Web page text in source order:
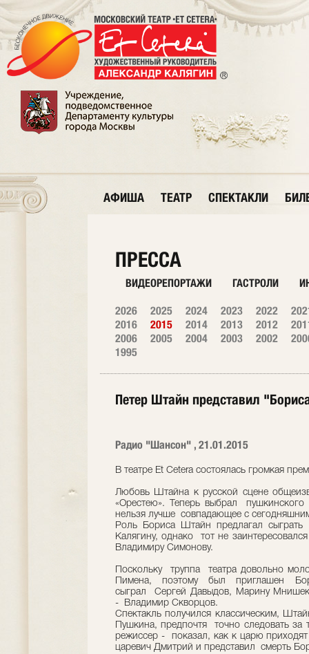
АФИША ТЕАТР СПЕКТАКЛИ
ПРЕССА
ВИДЕОРЕПОРТАЖИ ГАСТРОЛИ
2026 2025 2024 2023 2022
2016
2015 2014 2013 2012
2006
2005 2004 2003 2002
1995
Петер Штайн представил
Радио "Шансон" , 21.01.2015
В театре Et Cetera состоялась громкая
Любовь Штайна к русской сцене
«Орестею». Теперь выбрал пушкинского
нельзя лучше совпадающее с
Роль Бориса Штайн предлагал
Калягину, однако тот не
Владимиру Симонову.
Поскольку труппа театра довольно
Пимена, поэтому был приглашен
сыграл Сергей Давыдов, Марину
- Владимир Скворцов.
Спектакль получился классическим,
Пушкина, предпочтя точно следовать
режиссер - показал, как к царю
царевич Дмитрий и представил смерть